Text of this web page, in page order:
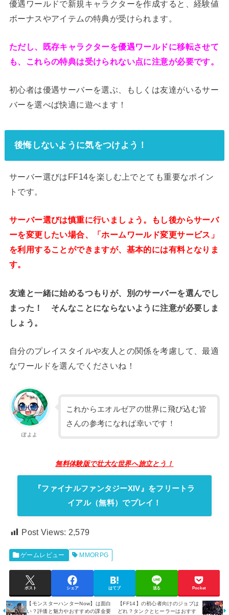
優遇ワールドで新規キャラクターを作成すると、経験値
ボーナスやアイテムの特典が受けられます。
ただし、既存キャラクターを優遇ワールドに移転させて
も、これらの特典は受けられない点に注意が必要です。
初心者は優遇サーバーを選ぶ、もしくは友達がいるサー
バーを選べば快適に遊べます！
後悔しないように気をつけよう！
サーバー選びはFF14を楽しむ上でとても重要なポイン
トです。
サーバー選びは慎重に行いましょう。もし後からサーバ
ーを変更したい場合、「ホームワールド変更サービス」
を利用することができますが、基本的には有料となりま
す。
友達と一緒に始めるつもりが、別のサーバーを選んでし
まった！ そんなことにならないように注意が必要しま
しょう。
自分のプレイスタイルや友人との関係を考慮して、最適
なワールドを選んでくださいね！
ぽよよ
これからエオルゼアの世界に飛び込む皆
さんの参考になれば幸いです！
無料体験版で壮大な世界へ旅立とう！
『ファイナルファンタジーXIV』をフリートラ
イアル（無料）でプレイ！
Post Views: 2,579
ゲームレビュー MMORPG
ポスト シェア はてブ 送る Pocket
【モンスターハンターNow】は面白
い？評価と魅力やおすすめの課金要
【FF14】の初心者向けのジョブは
どれ？タンクとヒーラーはおすす